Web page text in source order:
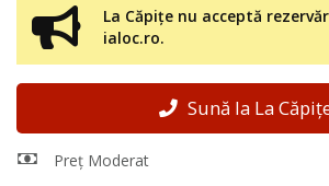
La Căpițe nu acceptă
ialoc.ro.
Sună la La
Preț Moderat